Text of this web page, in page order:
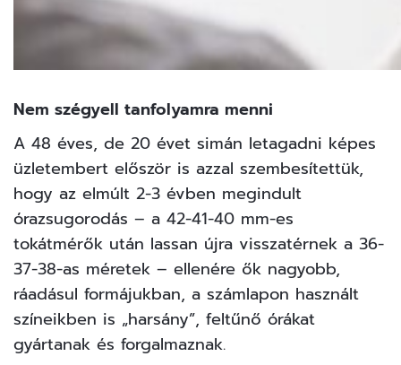
Nem szégyell tanfolyamra menni
A 48 éves, de 20 évet simán letagadni képes
üzletembert először is azzal szembesítettük,
hogy az elmúlt 2-3 évben megindult
órazsugorodás – a 42-41-40 mm-es
tokátmérők után lassan újra visszatérnek a 36-
37-38-as méretek – ellenére ők nagyobb,
ráadásul formájukban, a számlapon használt
színeikben is „harsány”, feltűnő órákat
gyártanak és forgalmaznak.